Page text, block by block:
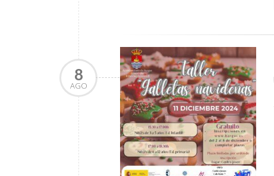
8
AGO